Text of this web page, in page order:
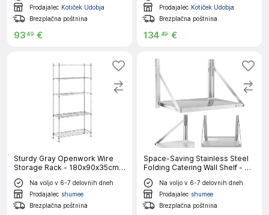
Prodajalec Kotiček Udobja
Brezplačna poštnina
9349 €
Prodajalec Kotiček Udobja
Brezplačna poštnina
134 49 €
Sturdy Gray Openwork Wire
Storage Rack - 180x90x35cm,
Holds Up to 150kg
Na voljo v 6-7 delovnih dneh
Prodajalec shumee
Brezplačna poštnina
Space-Saving Stainless Steel
Folding Catering Wall Shelf - 60
x 45 cm, 40 kg Load Capacity
Na voljo v 6-7 delovnih dneh
Prodajalec shumee
Brezplačna poštnina